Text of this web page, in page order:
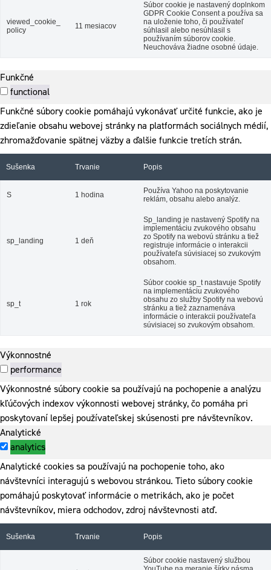
viewed_cookie_
policy
11 mesiacov
Súbor cookie je nastavený doplnkom
GDPR Cookie Consent a používa sa
na uloženie toho, či používateľ
súhlasil alebo nesúhlasil s
používaním súborov cookie.
Neuchováva žiadne osobné údaje.
Funkčné
functional
Funkčné súbory cookie pomáhajú vykonávať určité funkcie, ako je
zdieľanie obsahu webovej stránky na platformách sociálnych médií,
zhromažďovanie spätnej väzby a ďalšie funkcie tretích strán.
Sušenka Trvanie Popis
S 1 hodina
Používa Yahoo na poskytovanie
reklám, obsahu alebo analýz.
sp_landing 1 deň
Sp_landing je nastavený Spotify na
implementáciu zvukového obsahu
zo Spotify na webovú stránku a tiež
registruje informácie o interakcii
používateľa súvisiacej so zvukovým
obsahom.
sp_t 1 rok
Súbor cookie sp_t nastavuje Spotify
na implementáciu zvukového
obsahu zo služby Spotify na webovú
stránku a tiež zaznamenáva
informácie o interakcii používateľa
súvisiacej so zvukovým obsahom.
Výkonnostné
performance
Výkonnostné súbory cookie sa používajú na pochopenie a analýzu
kľúčových indexov výkonnosti webovej stránky, čo pomáha pri
poskytovaní lepšej používateľskej skúsenosti pre návštevníkov.
Analytické
analytics
Analytické cookies sa používajú na pochopenie toho, ako
návštevníci interagujú s webovou stránkou. Tieto súbory cookie
pomáhajú poskytovať informácie o metrikách, ako je počet
návštevníkov, miera odchodov, zdroj návštevnosti atď.
Sušenka Trvanie Popis
Súbor cookie nastavený službou